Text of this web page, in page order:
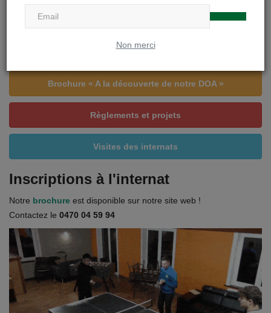
Non merci
Inscriptions en première secondaire
Infos inscriptions
Brochure « A la découverte de notre DOA »
Règlements et projets
Visites des internats
Inscriptions à l'internat
Notre brochure est disponible sur notre site web !
Contactez le 0470 04 59 94